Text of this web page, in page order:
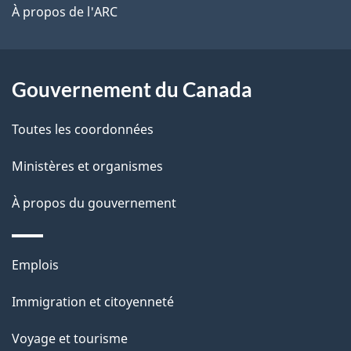
a
a
g
e
t
a
t
i
n
s
r
c
site
À propos de l'ARC
Gouvernement du Canada
Toutes les coordonnées
Ministères et organismes
À propos du gouvernement
Thèmes
sujets
Emplois
Immigration et citoyenneté
Voyage et tourisme